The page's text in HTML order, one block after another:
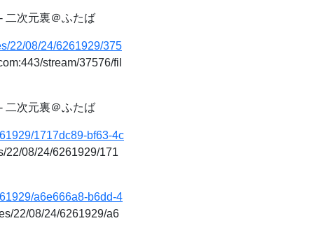
二次元裏＠ふたば
22/08/24/6261929/375
stream/37576/fil
二次元裏＠ふたば
1717dc89-bf63-4c
22/08/24/6261929/171
a6e666a8-b6dd-4
22/08/24/6261929/a6